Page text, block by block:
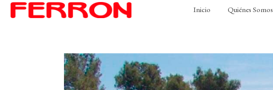
Inicio Quiénes Somos